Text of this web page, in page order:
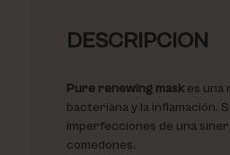
DESCRIPCION
Pure renewing maskes una
bacteriana y la inflamación.
imperfecciones de una
comedones.